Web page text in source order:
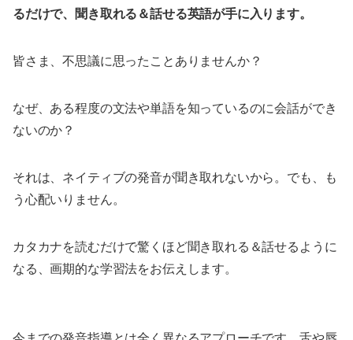
るだけで、聞き取れる＆話せる英語が手に入ります。
皆さま、不思議に思ったことありませんか？
なぜ、ある程度の文法や単語を知っているのに会話ができ
ないのか？
それは、ネイティブの発音が聞き取れないから。でも、も
う心配いりません。
カタカナを読むだけで驚くほど聞き取れる＆話せるように
なる、画期的な学習法をお伝えします。